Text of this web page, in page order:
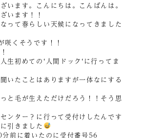
います。こんにちは。こんばんは。
います！！
って春らしい天候になってきました
咲くそうです！！
生初めての‘人間ドック‘に行ってま
いたことはありますが一体なにする
と毛が生えただけだろう！！そう思
ンター？に行って受付けしたんです
引きました
前に着いたのに受付番号56